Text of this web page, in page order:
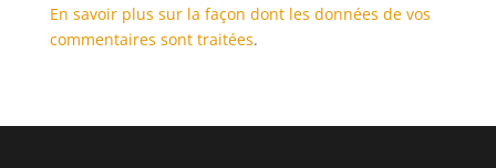
En savoir plus sur la façon dont les données de vos
commentaires sont traitées.